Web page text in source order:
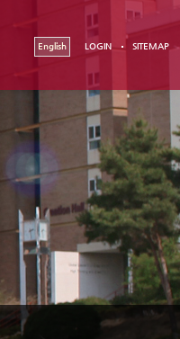
English LOGIN SITEMAP